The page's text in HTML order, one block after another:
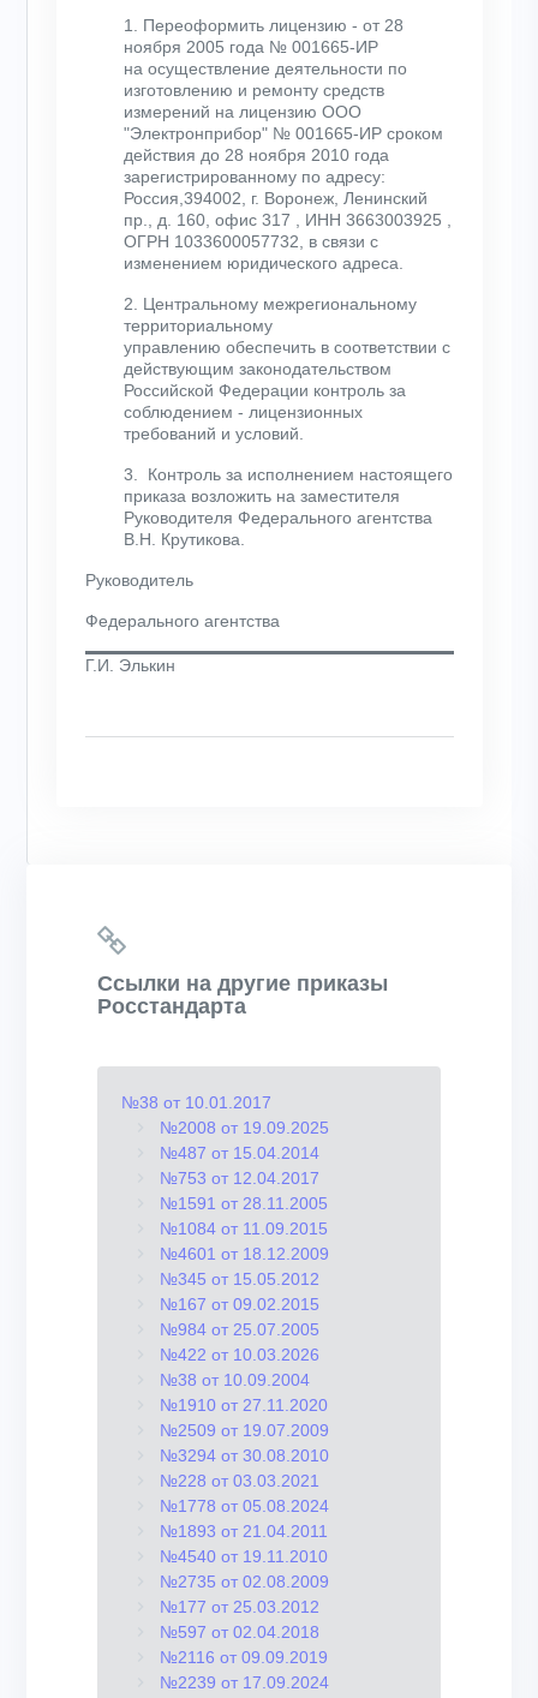
1. Переоформить лицензию - от 28
ноября 2005 года № 001665-ИР
на осуществление деятельности по
изготовлению и ремонту средств
измерений на лицензию ООО
"Электронприбор" № 001665-ИР сроком
действия до 28 ноября 2010 года
зарегистрированному по адресу:
Россия,394002, г. Воронеж, Ленинский
пр., д. 160, офис 317 , ИНН 3663003925 ,
ОГРН 1033600057732, в связи с
изменением юридического адреса.
2. Центральному межрегиональному
территориальному
управлению обеспечить в соответствии с
действующим законодательством
Российской Федерации контроль за
соблюдением - лицензионных
требований и условий.
3. Контроль за исполнением настоящего
приказа возложить на заместителя
Руководителя Федерального агентства
В.Н. Крутикова.
Руководитель
Федерального агентства
Г.И. Элькин
Ссылки на другие приказы
Росстандарта
№38 от 10.01.2017
№2008 от 19.09.2025
№487 от 15.04.2014
№753 от 12.04.2017
№1591 от 28.11.2005
№1084 от 11.09.2015
№4601 от 18.12.2009
№345 от 15.05.2012
№167 от 09.02.2015
№984 от 25.07.2005
№422 от 10.03.2026
№38 от 10.09.2004
№1910 от 27.11.2020
№2509 от 19.07.2009
№3294 от 30.08.2010
№228 от 03.03.2021
№1778 от 05.08.2024
№1893 от 21.04.2011
№4540 от 19.11.2010
№2735 от 02.08.2009
№177 от 25.03.2012
№597 от 02.04.2018
№2116 от 09.09.2019
№2239 от 17.09.2024